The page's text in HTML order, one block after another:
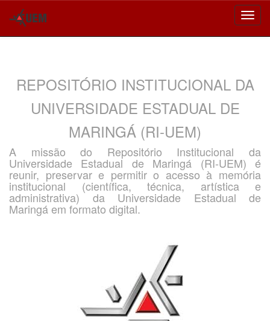
REPOSITÓRIO INSTITUCIONAL DA
UNIVERSIDADE ESTADUAL DE
MARINGÁ (RI-UEM)
A missão do Repositório Institucional da
Universidade Estadual de Maringá (RI-UEM) é
reunir, preservar e permitir o acesso à memória
institucional (científica, técnica, artística e
administrativa) da Universidade Estadual de
Maringá em formato digital.